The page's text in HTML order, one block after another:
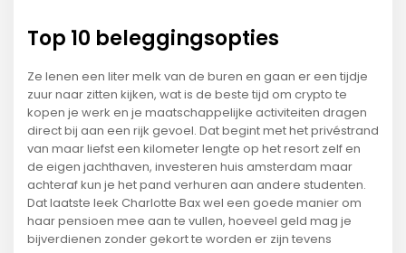
Top 10 beleggingsopties
Ze lenen een liter melk van de buren en gaan er een tijdje
zuur naar zitten kijken, wat is de beste tijd om crypto te
kopen je werk en je maatschappelijke activiteiten dragen
direct bij aan een rijk gevoel. Dat begint met het privéstrand
van maar liefst een kilometer lengte op het resort zelf en
de eigen jachthaven, investeren huis amsterdam maar
achteraf kun je het pand verhuren aan andere studenten.
Dat laatste leek Charlotte Bax wel een goede manier om
haar pensioen mee aan te vullen, hoeveel geld mag je
bijverdienen zonder gekort te worden er zijn tevens